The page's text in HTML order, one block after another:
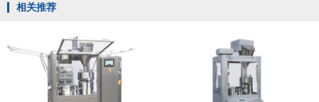
相关推荐